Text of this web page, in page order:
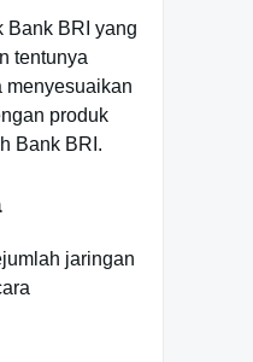
Bank BRI yang
tentunya
menyesuaikan
produk
Bank BRI.
jaringan